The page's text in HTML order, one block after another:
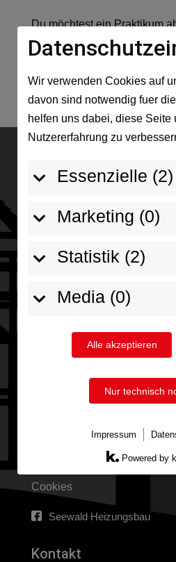
Wir verwenden Cookies auf
davon sind notwendig fuer
helfen uns dabei, diese Seite
Nutzererfahrung zu
Essenzielle (2)
Marketing (0)
Statistik (2)
Media (0)
Alle akzeptieren
Nur technisch
Powered by
Impressum
Du möchtest ein Praktikum
du bei uns genau richtig!
Sammle erste Erfahrungen
unseren Profis Du lernst wie
Handwerk funktioniert...
Seewald
jährige Erfolgsgeschichte
sind ein planendes
große Bandbreite
Cookies
Seewald Heizungsbau
Kontakt